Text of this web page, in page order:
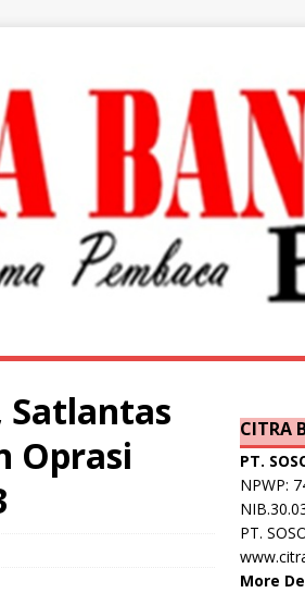
Satlantas
Oprasi
CITRA
PT.
NPWP:
PT.
More